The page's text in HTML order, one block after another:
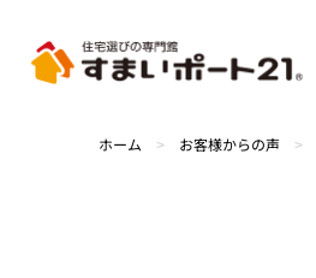
ホーム > お客様からの声 >